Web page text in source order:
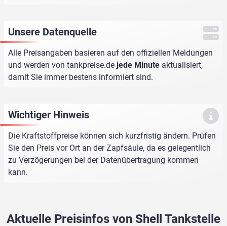
Unsere Datenquelle
Alle Preisangaben basieren auf den offiziellen Meldungen
und werden von tankpreise.de jede Minute aktualisiert,
damit Sie immer bestens informiert sind.
Wichtiger Hinweis
Die Kraftstoffpreise können sich kurzfristig ändern. Prüfen
Sie den Preis vor Ort an der Zapfsäule, da es gelegentlich
zu Verzögerungen bei der Datenübertragung kommen
kann.
Aktuelle Preisinfos von Shell Tankstelle